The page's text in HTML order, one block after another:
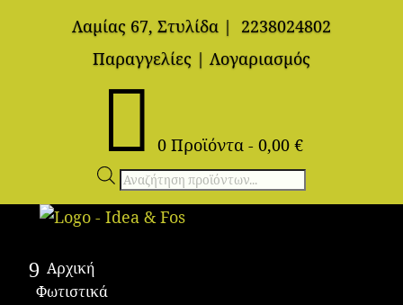
Λαμίας 67, Στυλίδα |
2238024802
Παραγγελίες | Λογαριασμός
 0 Προϊόντα - 0,00 €
Αναζήτηση
προϊόντων
Αρχική
Φωτιστικά